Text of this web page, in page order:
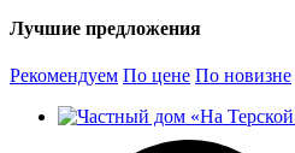
Лучшие предложения
Рекомендуем По цене По новизне